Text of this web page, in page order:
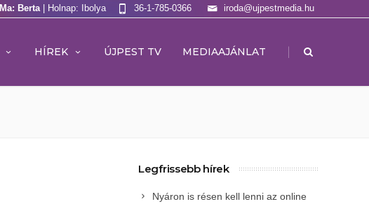
Ma: Berta | Holnap: Ibolya iroda@ujpestmedia.hu
36-1-785-0366
HÍREK ÚJPEST TV MEDIAAJÁNLAT |
Legfrissebb hírek
Nyáron is résen kell lenni az online